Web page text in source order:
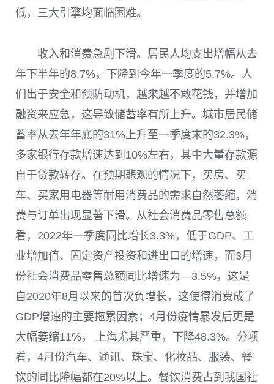
低，三大引擎均面临困难。
收入和消费急剧下滑。居民人均支出增幅从去
年下半年的8.7%，下降到今年一季度的5.7%。人
们出于安全和预防动机，越来越不敢花钱，并增加
融资来应急，这导致储蓄率有所上升。城市居民储
蓄率从去年年底的31% 上升至一季度末的32.3%，
多家银行存款增速达到 10%左右，其中大量存款源
自于贷款转存。在预期悲观的情况下，买房、买
车、买家用电器等耐用消费品的需求自然萎缩，消
费与订单出现显著下滑。从社会消费品零售总额
看， 2022年一季度同比增长3.3%，低于GDP、工
业增加值、固定资产投资和进出口的增速，而3月
份社会消费品零售总额同比增速为—3.5%，这是
自2020年8月以来的首次负增长，这使得消费成了
GDP增速的主要拖累因素； 4月份疫情暴发后更是
大幅萎缩11%， 上海尤其严重，下降48.3%。分项
看， 4月份汽车、通讯、珠宝、化妆品、服装、餐
饮的同比降幅都在20%以上。餐饮消费占到我国社